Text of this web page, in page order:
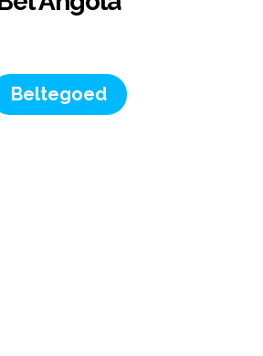
Beltegoed